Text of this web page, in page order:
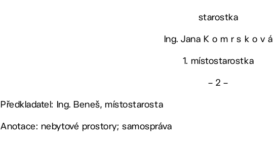
starostka
Ing. Jana K o m r s k o v á
1. místostarostka
– 2 –
Předkladatel: Ing. Beneš, místostarosta
Anotace: nebytové prostory; samospráva